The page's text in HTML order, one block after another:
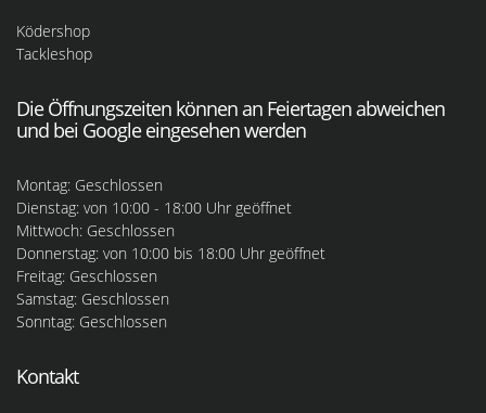
Ködershop
Tackleshop
Die Öffnungszeiten können an Feiertagen abweichen
und bei Google eingesehen werden
Montag: Geschlossen
Dienstag: von 10:00 - 18:00 Uhr geöffnet
Mittwoch: Geschlossen
Donnerstag: von 10:00 bis 18:00 Uhr geöffnet
Freitag: Geschlossen
Samstag: Geschlossen
Sonntag: Geschlossen
Kontakt